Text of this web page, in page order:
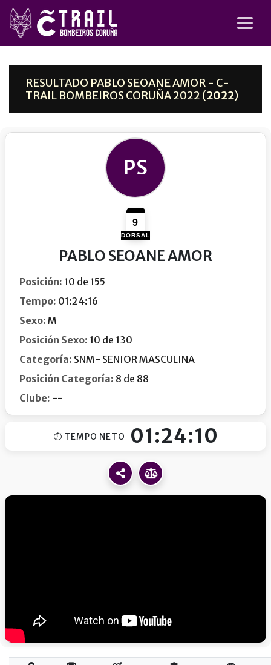
RESULTADO PABLO SEOANE AMOR - C-
TRAIL BOMBEIROS CORUÑA 2022 (2022)
PS
9
DORSAL
PABLO SEOANE AMOR
Posición: 10 de 155
Tempo: 01:24:16
Sexo: M
Posición Sexo: 10 de 130
Categoría: SNM- SENIOR MASCULINA
Posición Categoría: 8 de 88
Clube: --
⏱ TEMPO NETO 01:24:10